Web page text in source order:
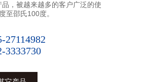
，被越来越多的客户广泛的使
至邵氏100度。
27114982
3333730